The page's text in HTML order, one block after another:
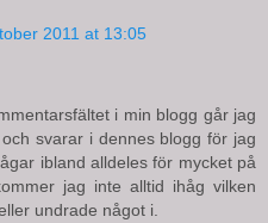
2011 at 13:05
i min blogg går jag
svarar i dennes blogg för jag
ibland alldeles för mycket på
jag inte alltid ihåg vilken
undrade något i.